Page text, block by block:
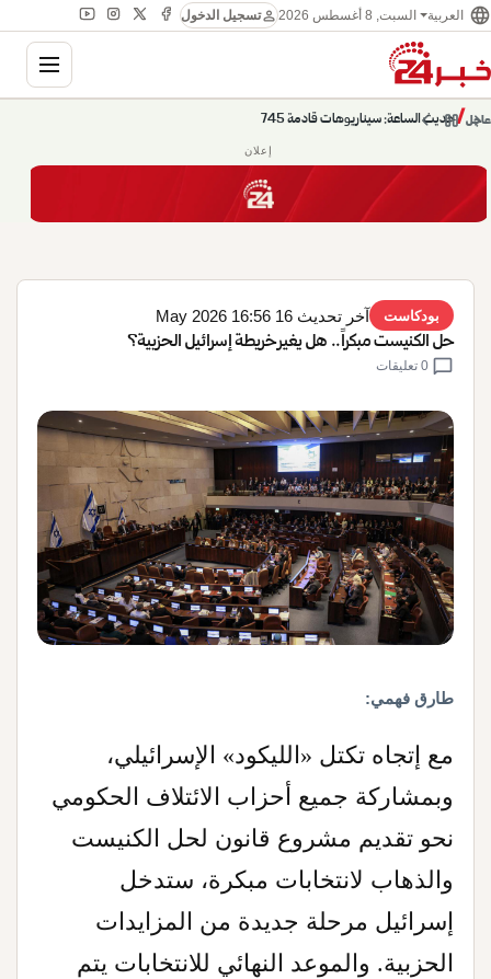
language العربية السبت, 8 أغسطس 2026 personتسجيل الدخول
عاجل/حديث الساعة: سيناريوهات قادمة 745 chevron_right
pause
chevron_left
إعلان
بودكاست آخر تحديث 16 May 2026 16:56
حل الكنيست مبكراً.. هل يغير خريطة إسرائيل الحزبية؟
chat_bubble
طارق فهمي:
مع إتجاه تكتل «الليكود» الإسرائيلي،
وبمشاركة جميع أحزاب الائتلاف الحكومي
نحو تقديم مشروع قانون لحل الكنيست
والذهاب لانتخابات مبكرة، ستدخل
إسرائيل مرحلة جديدة من المزايدات
الحزبية. والموعد النهائي للانتخابات يتم